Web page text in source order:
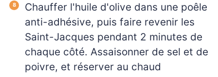
Chauffer l'huile d'olive dans une poêle
anti-adhésive, puis faire revenir les
Saint-Jacques pendant 2 minutes de
chaque côté. Assaisonner de sel et de
poivre, et réserver au chaud